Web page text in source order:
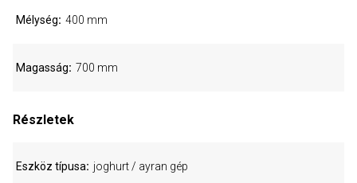
Mélység 400 mm
Magasság 700 mm
Részletek
Eszköz típusa joghurt / ayran gép